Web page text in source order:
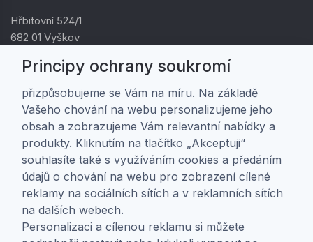
Hřbitovní 524/1
682 01 Vyškov
DIČ: CZ01805878
Zákaznická péče
Doprava a platba
Obchodní podmínky
Ochrana osobních údajů
Nastavení soukromí
Principy ochrany soukromí
přizpůsobujeme se Vám na míru. Na základě
Vašeho chování na webu personalizujeme jeho
obsah a zobrazujeme Vám relevantní nabídky a
produkty. Kliknutím na tlačítko „Akceptuji“
souhlasíte také s využíváním cookies a předáním
údajů o chování na webu pro zobrazení cílené
reklamy na sociálních sítích a v reklamních sítích
na dalších webech.
Personalizaci a cílenou reklamu si můžete